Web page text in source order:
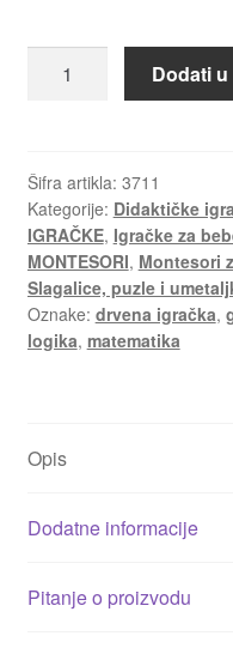
umetaljka
oblici''
količina
Dodati
Šifra artikla: 3711
Kategorije: Didaktičke
IGRAČKE, Igračke za
MONTESORI, Montesori
Slagalice, puzle i
Oznake: drvena igračka,
logika, matematika
Opis
Dodatne informacije
Pitanje o proizvodu